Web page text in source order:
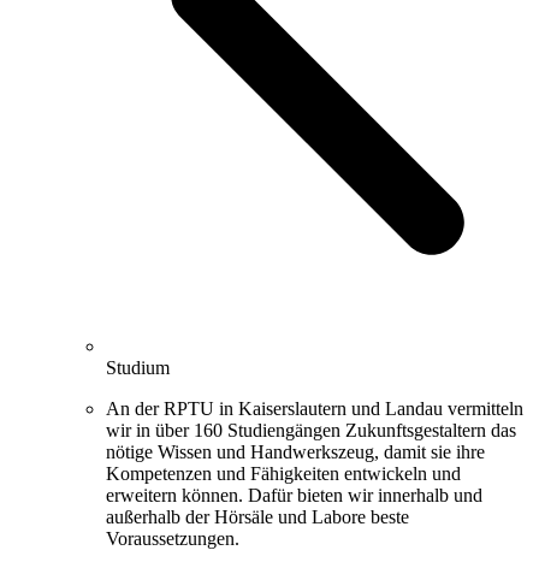
Studium
An der RPTU in Kaiserslautern und Landau vermitteln
wir in über 160 Studiengängen Zukunftsgestaltern das
nötige Wissen und Handwerkszeug, damit sie ihre
Kompetenzen und Fähigkeiten entwickeln und
erweitern können. Dafür bieten wir innerhalb und
außerhalb der Hörsäle und Labore beste
Voraussetzungen.